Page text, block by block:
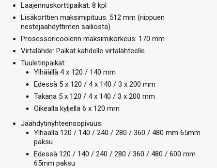
Laajennuskorttipaikat: 8 kpl
Lisäkorttien maksimipituus: 512 mm (riippuen
nestejäähdyttimen säiliöstä)
Prosessoricoolerin maksimikorkeus: 170 mm
Virtalähde: Paikat kahdelle virtalähteelle
Tuuletinpaikat:
Ylhäällä 4 x 120 / 140 mm
Edessä 5 x 120 / 4 x 140 / 3 x 200 mm
Takana 5 x 120 / 4 x 140 / 3 x 200 mm
Oikealla kyljellä 6 x 120 mm
Jäähdytinyhteensopivuus:
Ylhäällä 120 / 140 / 240 / 280 / 360 / 480 mm 65mm
paksu
Edessä 120 / 140 / 240 / 280 / 360 / 480 / 600 mm
65mm paksu